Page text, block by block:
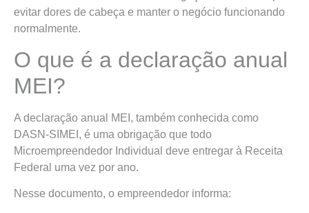
evitar dores de cabeça e manter o negócio funcionando
normalmente.
O que é a declaração anual
MEI?
A declaração anual MEI, também conhecida como
DASN-SIMEI, é uma obrigação que todo
Microempreendedor Individual deve entregar à Receita
Federal uma vez por ano.
Nesse documento, o empreendedor informa: